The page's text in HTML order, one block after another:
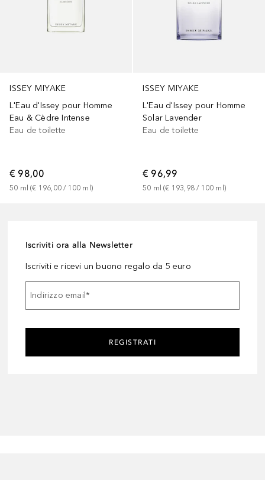
ISSEY MIYAKE
L'Eau d'Issey pour Homme
Eau & Cèdre Intense
Eau de toilette
€ 98,00
50 ml (€ 196,00 / 100 ml)
ISSEY MIYAKE
L'Eau d'Issey pour Homme
Solar Lavender
Eau de toilette
€ 96,99
50 ml (€ 193,98 / 100 ml)
Iscriviti ora alla Newsletter
Iscriviti e ricevi un buono regalo da 5 euro
Indirizzo email *
REGISTRATI